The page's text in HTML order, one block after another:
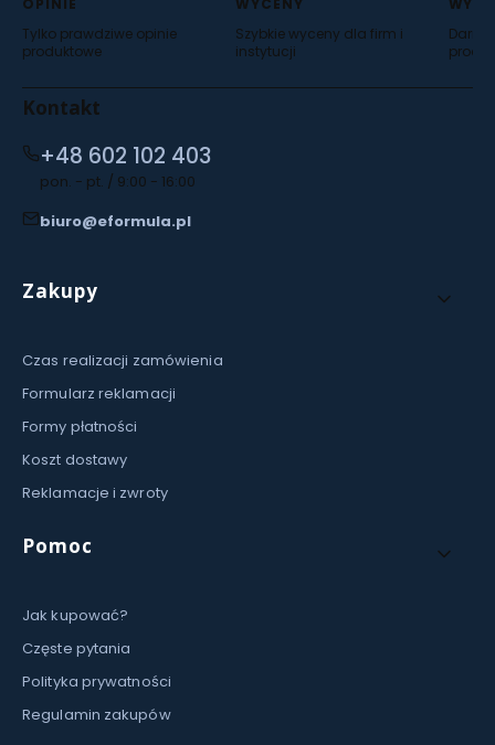
OPINIE
Tylko prawdziwe opinie
produktowe
WYCENY
Szybkie wyceny dla firm i
instytucji
Kontakt
+48 602 102 403
pon. - pt. / 9:00 - 16:00
biuro@eformula.pl
Linki w stopce
Zakupy
Czas realizacji zamówienia
Formularz reklamacji
Formy płatności
Koszt dostawy
Reklamacje i zwroty
Pomoc
Jak kupować?
Częste pytania
Polityka prywatności
Regulamin zakupów